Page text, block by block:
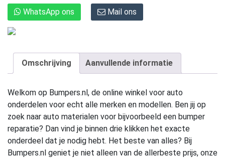
WhatsApp ons Mail ons
Omschrijving Aanvullende informatie
Welkom op Bumpers.nl, de online winkel voor auto
onderdelen voor echt alle merken en modellen. Ben jij op
zoek naar auto materialen voor bijvoorbeeld een bumper
reparatie? Dan vind je binnen drie klikken het exacte
onderdeel dat je nodig hebt. Het beste van alles? Bij
Bumpers.nl geniet je niet alleen van de allerbeste prijs, onze